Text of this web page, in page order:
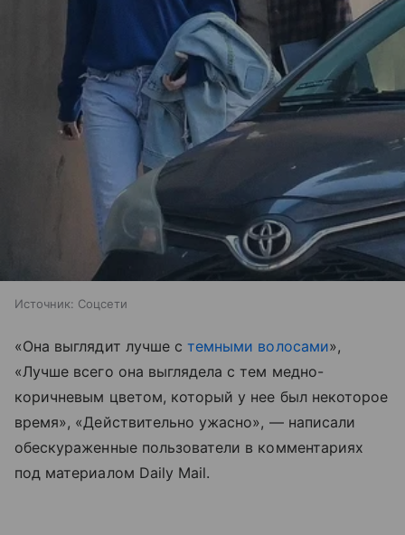
Источник: Соцсети
«Она выглядит лучше стемными волосами»,
«Лучше всего она выглядела с тем медно-
коричневым цветом, который у нее был некоторое
время», «Действительно ужасно», — написали
обескураженные пользователи в комментариях
под материалом Daily Mail.